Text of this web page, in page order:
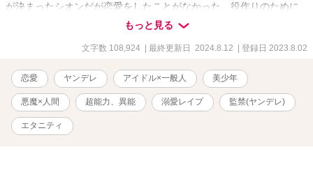
が決まったシオンだが恋愛をしたことがなかった。役作りのために
信頼できる女性と恋人ごっこをしたいと桃に申し出たのだ。 桃
は悩むが推しであるコウとの縁ができる事とシオンの押しに負けて
付き合う事を決意する。 現役高校生とは思えないほどのシオンの
事に罪悪感を感じていた。ついに桃はシオンに別れを告げるがシオ
ンは絶対に嫌だと言い張り、所有するタワマンの最上階の1室に桃を
誘拐する。 「俺、桃さんのことずーっと好きだったよ。また俺から
離れようとするなんて酷い人。今度こそ一緒にいようね。たっぷり
愛してあげる」 ミステリアスなヤンデレ美少年アイドル×限界ドル
オタOLのコメディ時々ファンタジーホラーなヤンデレラブストーリ
もっと見る
文字数 108,924 | 最終更新日 2024.8.12 | 登録日 2023.8.02
恋愛 ヤンデレ アイドル×一般人 美少年
悪魔×人間 超能力、異能 溺愛レイプ 監禁(ヤンデレ)
エタニティ